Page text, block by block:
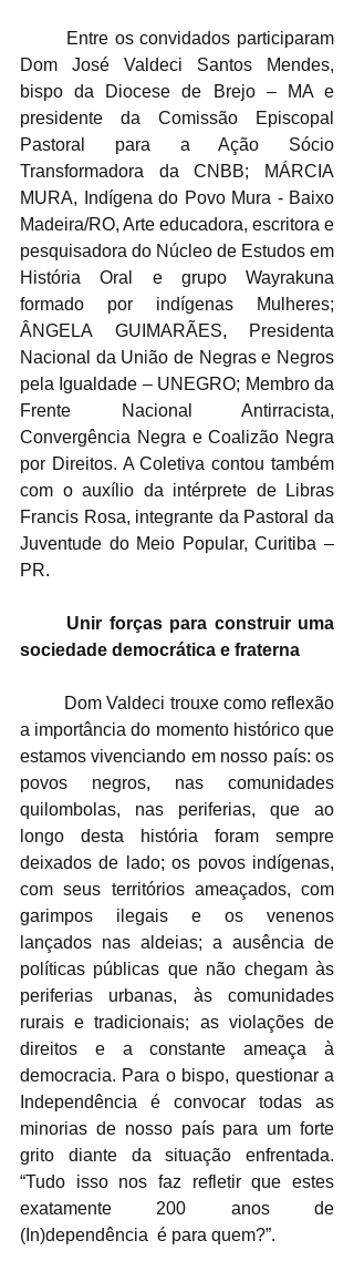
Dom José Valdeci Santos Mendes,
bispo da Diocese de Brejo – MA e
presidente da Comissão Episcopal
Pastoral para a Ação Sócio
Transformadora da CNBB; MÁRCIA
MURA, Indígena do Povo Mura - Baixo
Madeira/RO, Arte educadora, escritora e
pesquisadora do Núcleo de Estudos em
História Oral e grupo Wayrakuna
formado por indígenas Mulheres;
ÂNGELA GUIMARÃES, Presidenta
Nacional da União de Negras e Negros
pela Igualdade – UNEGRO; Membro da
Frente Nacional Antirracista,
Convergência Negra e Coalizão Negra
por Direitos. A Coletiva contou também
com o auxílio da intérprete de Libras
Francis Rosa, integrante da Pastoral da
Juventude do Meio Popular, Curitiba –
PR.
Unir forças para construir uma
sociedade democrática e fraterna
a importância do momento histórico que
estamos vivenciando em nosso país: os
povos negros, nas comunidades
quilombolas, nas periferias, que ao
longo desta história foram sempre
deixados de lado; os povos indígenas,
com seus territórios ameaçados, com
garimpos ilegais e os venenos
lançados nas aldeias; a ausência de
políticas públicas que não chegam às
periferias urbanas, às comunidades
rurais e tradicionais; as violações de
direitos e a constante ameaça à
democracia. Para o bispo, questionar a
Independência é convocar todas as
minorias de nosso país para um forte
grito diante da situação enfrentada.
“Tudo isso nos faz refletir que estes
exatamente 200 anos de
(In)dependência  é para quem?”.